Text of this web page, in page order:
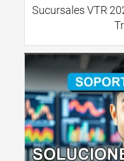
Sucursales VTR